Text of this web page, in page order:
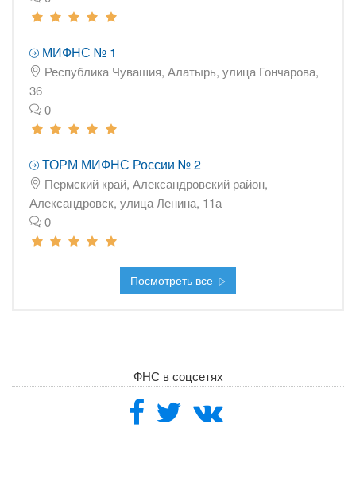
МИФНС № 1
Республика Чувашия, Алатырь, улица Гончарова,
36
0
ТОРМ МИФНС России № 2
Пермский край, Александровский район,
Александровск, улица Ленина, 11а
0
Посмотреть все
ФНС в соцсетях